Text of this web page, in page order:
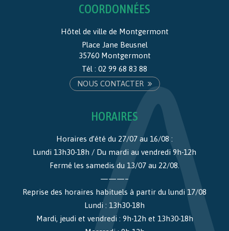
COORDONNÉES
Hôtel de ville de Montgermont
Place Jane Beusnel
35760 Montgermont
Tél : 02 99 68 83 88
NOUS CONTACTER
HORAIRES
Horaires d’été du 27/07 au 16/08 :
Lundi 13h30-18h / Du mardi au vendredi 9h-12h
Fermé les samedis du 13/07 au 22/08.
———–
Reprise des horaires habituels à partir du lundi 17/08
Lundi : 13h30-18h
Mardi, jeudi et vendredi : 9h-12h et 13h30-18h